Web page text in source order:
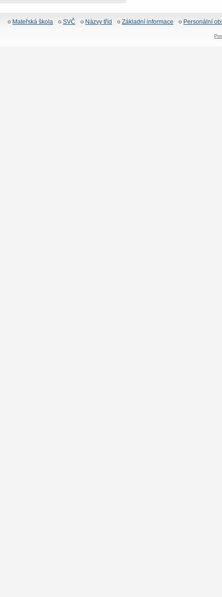
Mateřská škola SVČ Názvy tříd Základní informace Personální